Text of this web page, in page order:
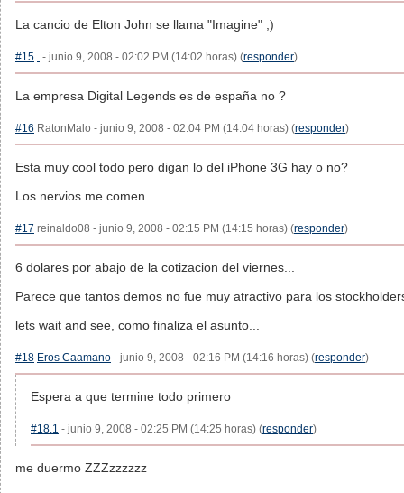
La cancio de Elton John se llama "Imagine" ;)
#15 . - junio 9, 2008 - 02:02 PM (14:02 horas) (responder)
La empresa Digital Legends es de españa no ?
#16 RatonMalo - junio 9, 2008 - 02:04 PM (14:04 horas) (responder)
Esta muy cool todo pero digan lo del iPhone 3G hay o no?
Los nervios me comen
#17 reinaldo08 - junio 9, 2008 - 02:15 PM (14:15 horas) (responder)
6 dolares por abajo de la cotizacion del viernes...
Parece que tantos demos no fue muy atractivo para los
lets wait and see, como finaliza el asunto...
#18 Eros Caamano - junio 9, 2008 - 02:16 PM (14:16 horas) (responder)
Espera a que termine todo primero
#18.1 - junio 9, 2008 - 02:25 PM (14:25 horas) (responder)
me duermo ZZZzzzzzz